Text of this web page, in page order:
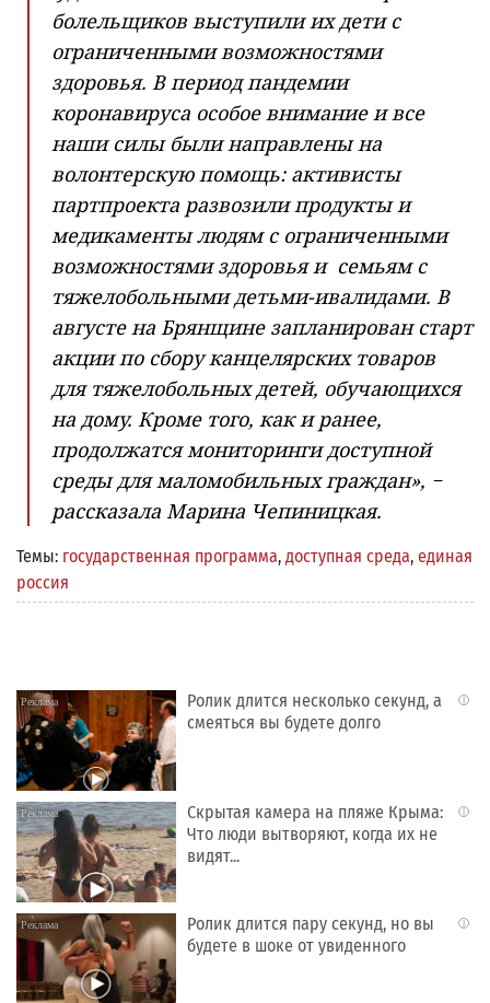
болельщиков выступили их дети с
ограниченными возможностями
здоровья. В период пандемии
коронавируса особое внимание и все
наши силы были направлены на
волонтерскую помощь: активисты
партпроекта развозили продукты и
медикаменты людям с ограниченными
возможностями здоровья и семьям с
тяжелобольными детьми-ивалидами. В
августе на Брянщине запланирован старт
акции по сбору канцелярских товаров
для тяжелобольных детей, обучающихся
на дому. Кроме того, как и ранее,
продолжатся мониторинги доступной
среды для маломобильных граждан», −
рассказала Марина Чепиницкая.
Темы: государственная программа, доступная среда, единая
россия
i
Ролик длится несколько секунд, а
смеяться вы будете долго
i
Скрытая камера на пляже Крыма:
Что люди вытворяют, когда их не
видят...
i
Ролик длится пару секунд, но вы
будете в шоке от увиденного